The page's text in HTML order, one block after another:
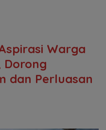
Warga
Dorong
dan Perluasan